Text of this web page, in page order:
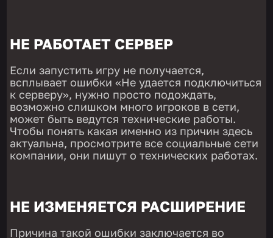
НЕ РАБОТАЕТ СЕРВЕР
Если запустить игру не получается,
всплывает ошибки «Не удается подключиться
к серверу», нужно просто подождать,
возможно слишком много игроков в сети,
может быть ведутся технические работы.
Чтобы понять какая именно из причин здесь
актуальна, просмотрите все социальные сети
компании, они пишут о технических работах.
НЕ ИЗМЕНЯЕТСЯ РАСШИРЕНИЕ
Причина такой ошибки заключается во